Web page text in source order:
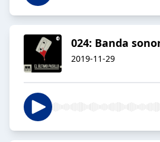
024: Banda
2019-11-29